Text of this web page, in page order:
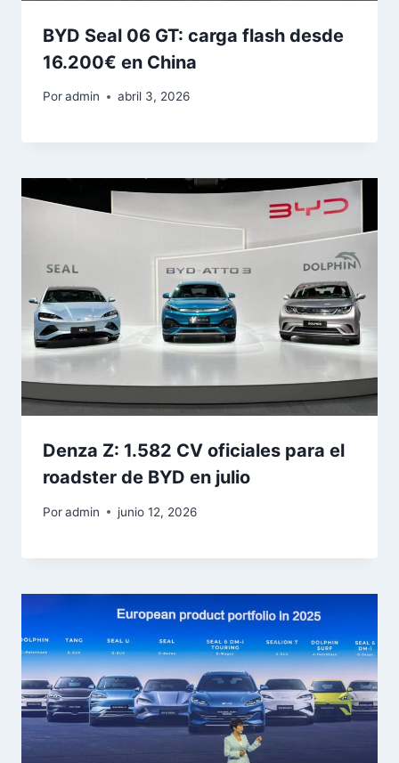
BYD Seal 06 GT: carga flash desde
16.200€ en China
Poradmin abril 3, 2026
Denza Z: 1.582 CV oficiales para el
roadster de BYD en julio
Poradmin junio 12, 2026